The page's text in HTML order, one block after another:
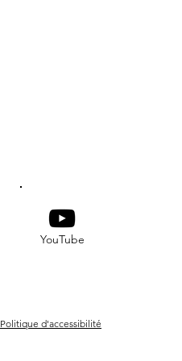
YouTube
Politique d'accessibilité